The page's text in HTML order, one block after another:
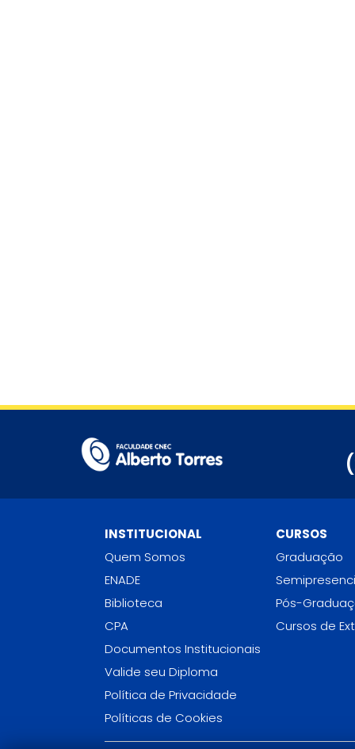
INSTITUCIONAL
Quem Somos
ENADE
Biblioteca
CPA
Documentos Institucionais
Valide seu Diploma
Política de Privacidade
Políticas de Cookies
CURSOS
Graduação
Pós-
Cursos de